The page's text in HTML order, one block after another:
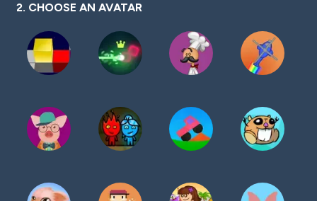
2. CHOOSE AN AVATAR